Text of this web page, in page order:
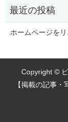
ホームページをリ
Copyright ©
【掲載の記事